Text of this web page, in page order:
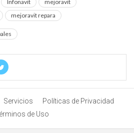
Infonavit
mejoravit
mejoravit repara
Servicios
Políticas de Privacidad
de Uso